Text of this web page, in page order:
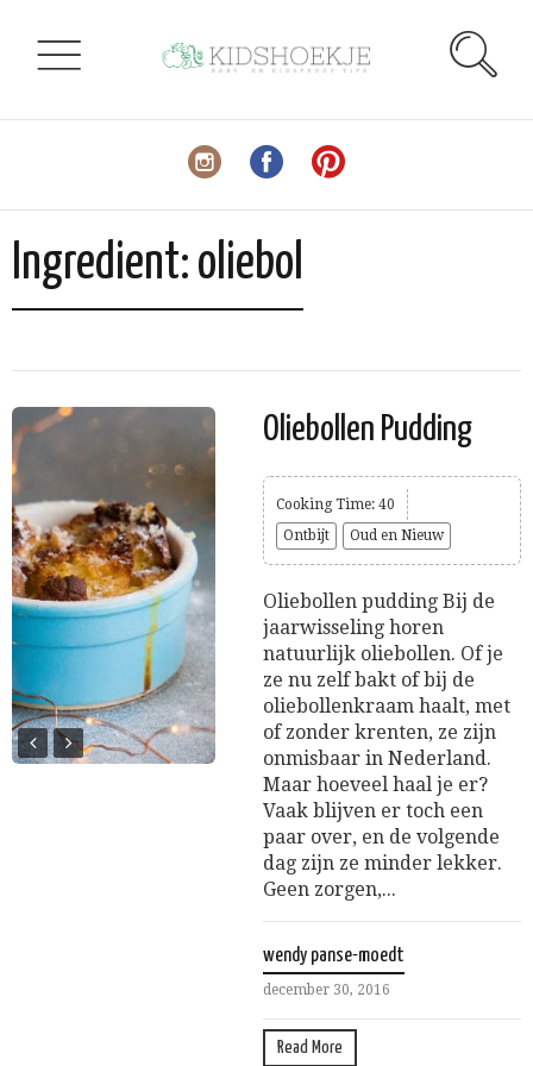
Ingredient: oliebol
Oliebollen Pudding
Cooking Time: 40
Ontbijt
Oud en Nieuw
Oliebollen pudding Bij de
jaarwisseling horen
natuurlijk oliebollen. Of je
ze nu zelf bakt of bij de
oliebollenkraam haalt, met
of zonder krenten, ze zijn
onmisbaar in Nederland.
Maar hoeveel haal je er?
Vaak blijven er toch een
paar over, en de volgende
dag zijn ze minder lekker.
Geen zorgen,...
wendy panse-moedt
december 30, 2016
Read More